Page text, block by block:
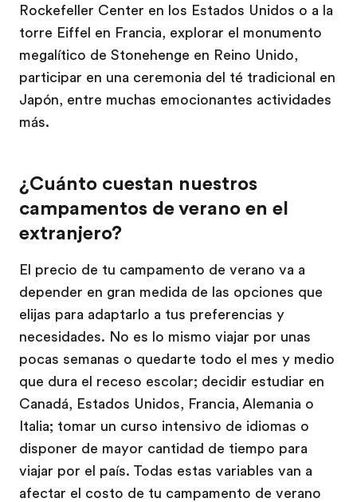
Rockefeller Center en los Estados Unidos o a la
torre Eiffel en Francia, explorar el monumento
megalítico de Stonehenge en Reino Unido,
participar en una ceremonia del té tradicional en
Japón, entre muchas emocionantes actividades
más.
¿Cuánto cuestan nuestros
campamentos de verano en el
extranjero?
El precio de tu campamento de verano va a
depender en gran medida de las opciones que
elijas para adaptarlo a tus preferencias y
necesidades. No es lo mismo viajar por unas
pocas semanas o quedarte todo el mes y medio
que dura el receso escolar; decidir estudiar en
Canadá, Estados Unidos, Francia, Alemania o
Italia; tomar un curso intensivo de idiomas o
disponer de mayor cantidad de tiempo para
viajar por el país. Todas estas variables van a
afectar el costo de tu campamento de verano